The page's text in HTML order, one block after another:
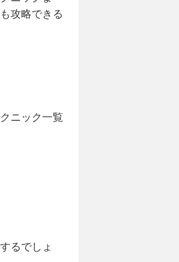
攻略できる
ニック一覧
るでしょ